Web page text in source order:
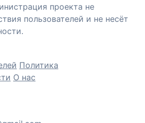
проекта не
пользователей и не несёт
Политика
О нас